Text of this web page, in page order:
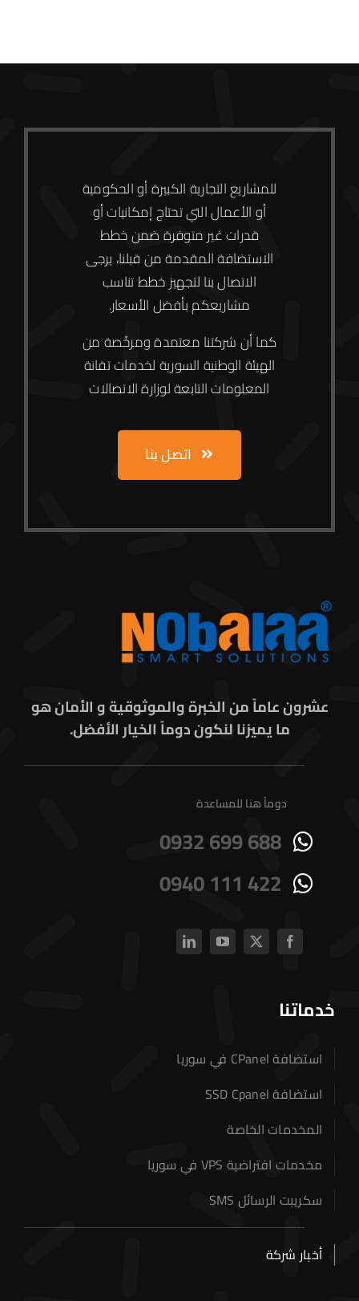
للمشاريع التجارية الكبيرة أو الحكومية
أو الأعمال التي تحتاج إمكانيات أو
قدرات غير متوفرة ضمن خطط
الاستضافة المقدمة من قبلنا، يرجى
الاتصال بنا لتجهيز خطط تناسب
مشاريعكم بأفضل الأسعار.
كما أن شركتنا معتمدةومرخّصة من
الهيئة الوطنية السوريةلخدمات تقانة
المعلومات التابعة لوزارة الاتصالات
اتصل بنا
خدماتنا
استضافة CPanel في سوريا
استضافة SSD Cpanel
المخدمات الخاصة
مخدمات افتراضية VPS في سوريا
سكريبت الرسائل SMS
أخبار شركة
عشرون عاماً من الخبرة والموثوقية و الأمان هو
ما يميزنا لنكون دوماً الخيار الأفضل.
دوماً هنا للمساعدة
0932 699 688
0940 111 422
عن الشركة
اتصل بنا